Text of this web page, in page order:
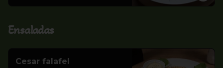
Ensaladas
Cesar falafel